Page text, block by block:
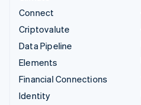
Connect
Criptovalute
Data Pipeline
Elements
Financial Connections
Identity